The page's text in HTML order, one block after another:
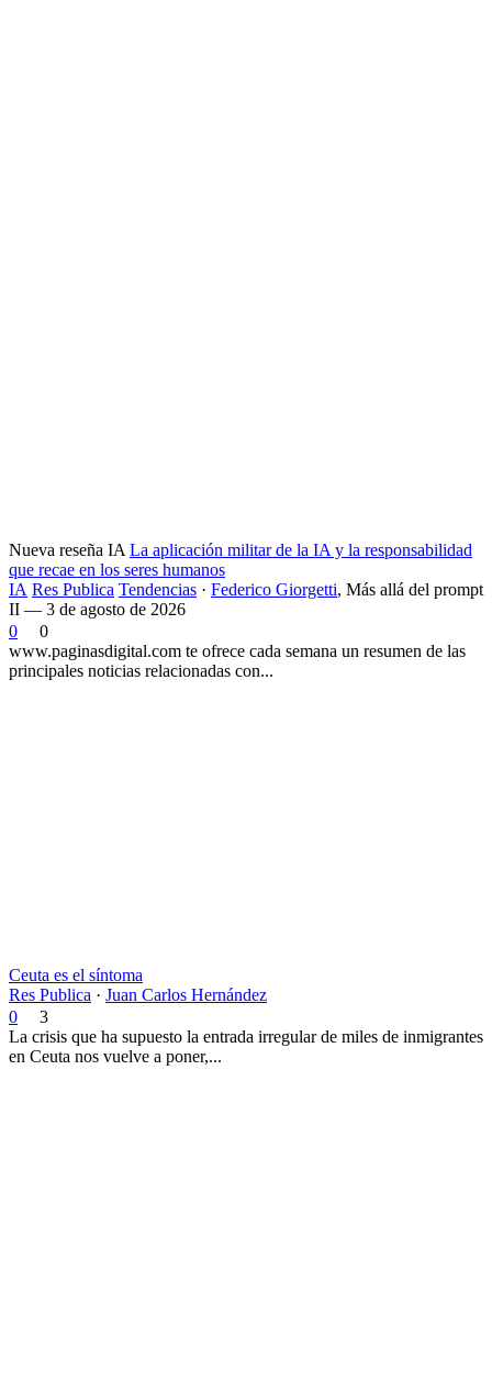
Nueva reseña IA La aplicación militar de la IA y la responsabilidad
que recae en los seres humanos
IA Res Publica Tendencias · Federico Giorgetti, Más allá del prompt
II — 3 de agosto de 2026
0
0
www.paginasdigital.com te ofrece cada semana un resumen de las
principales noticias relacionadas con...
Ceuta es el síntoma
Res Publica · Juan Carlos Hernández
0
3
La crisis que ha supuesto la entrada irregular de miles de inmigrantes
en Ceuta nos vuelve a poner,...